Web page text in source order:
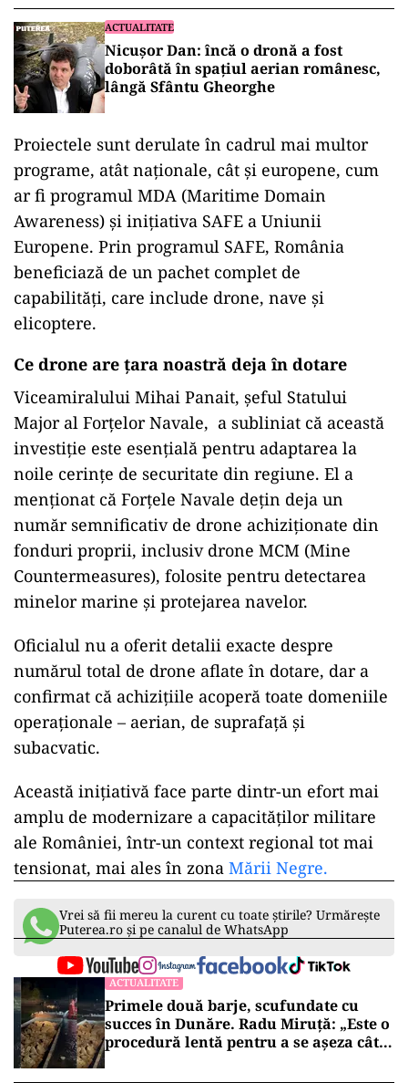
ACTUALITATE
Nicușor Dan: încă o dronă a fost
doborâtă în spațiul aerian românesc,
lângă Sfântu Gheorghe
Proiectele sunt derulate în cadrul mai multor
programe, atât naționale, cât și europene, cum
ar fi programul MDA (Maritime Domain
Awareness) și inițiativa SAFE a Uniunii
Europene. Prin programul SAFE, România
beneficiază de un pachet complet de
capabilități, care include drone, nave și
elicoptere.
Ce drone are țara noastră deja în dotare
Viceamiralului Mihai Panait, şeful Statului
Major al Forţelor Navale, a subliniat că această
investiție este esențială pentru adaptarea la
noile cerințe de securitate din regiune. El a
menționat că Forțele Navale dețin deja un
număr semnificativ de drone achiziționate din
fonduri proprii, inclusiv drone MCM (Mine
Countermeasures), folosite pentru detectarea
minelor marine și protejarea navelor.
Oficialul nu a oferit detalii exacte despre
numărul total de drone aflate în dotare, dar a
confirmat că achizițiile acoperă toate domeniile
operaționale – aerian, de suprafață și
subacvatic.
Această inițiativă face parte dintr-un efort mai
amplu de modernizare a capacităților militare
ale României, într-un context regional tot mai
tensionat, mai ales în zona Mării Negre.
Vrei să fii mereu la curent cu toate știrile? Urmărește
Puterea.ro și pe canalul de WhatsApp
ACTUALITATE
Primele două barje, scufundate cu
succes în Dunăre. Radu Miruță: „Este o
procedură lentă pentru a se așeza cât